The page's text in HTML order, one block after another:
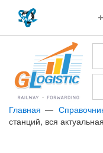
Главная
станций, вся